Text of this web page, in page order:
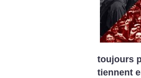
toujours
tiennent